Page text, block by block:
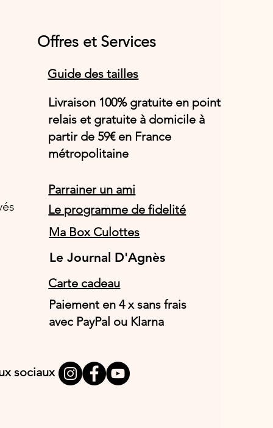
Offres et Services
Guide des tailles
Livraison 100% gratuite en point
relais et gratuite à domicile à
partir de 59€ en France
métropolitaine
Parrainer un ami
Le programme de fidelité
Ma Box Culottes
Le Journal D'Agnès
Le Journal D'Agnès
Carte cadeau
Paiement en 4 x sans frais
avec PayPal ou Klarna
sociaux